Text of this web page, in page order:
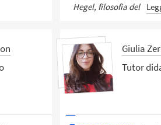
Hegel, filosofia del
Giulia
Tutor